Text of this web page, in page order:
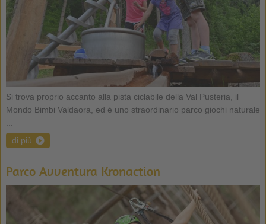
Si trova proprio accanto alla pista ciclabile della Val Pusteria, il
Mondo Bimbi Valdaora, ed è uno straordinario parco giochi naturale
...
di più
Parco Avventura Kronaction